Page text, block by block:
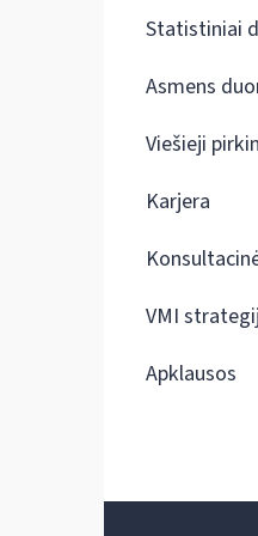
Statistiniai
Asmens
Viešieji
Karjera
VMI
Apklausos